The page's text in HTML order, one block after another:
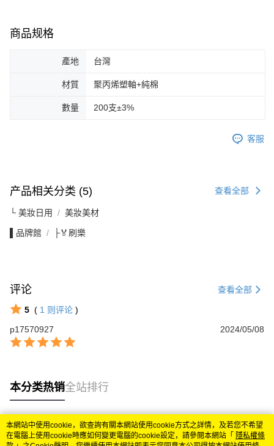
商品规格
產地 台灣
材質 聚丙烯塑軸+純棉
數量 200支±3%
客服
产品相关分类 (5) 查看全部
└ 美妝日用 美妝美材
▌品牌館 ├🏅刷樂
评论 查看全部
5 ( 1 则评论 )
p17570927
2024/05/08
本分类热销全站排行
热门标签
本網站中使用cookie，欲查詢有關本網站使用cookie方式之詳情，及若您不希望
在電腦上使用cookie時應如何變更電腦的cookie設定，請參閱本網站「 隱私權條